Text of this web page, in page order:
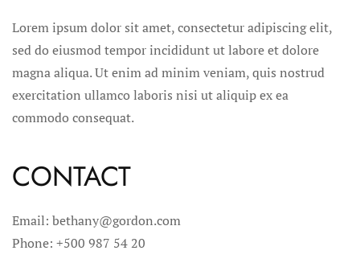
Lorem ipsum dolor sit amet, consectetur adipiscing elit,
sed do eiusmod tempor incididunt ut labore et dolore
magna aliqua. Ut enim ad minim veniam, quis nostrud
exercitation ullamco laboris nisi ut aliquip ex ea
commodo consequat.
CONTACT
Email: bethany@gordon.com
Phone: +500 987 54 20